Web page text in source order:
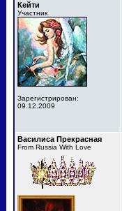
Кейти
Участник
Зарегистрирован:
09.12.2009
Василиса Прекрасная
From Russia With Love